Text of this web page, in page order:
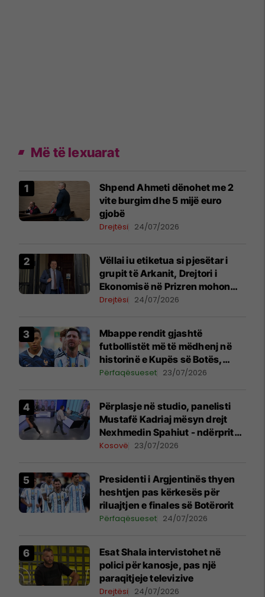
Më të lexuarat
Shpend Ahmeti dënohet me 2
vite burgim dhe 5 mijë euro
gjobë
Drejtësi 24/07/2026
Vëllai iu etiketua si pjesëtar i
grupit të Arkanit, Drejtori i
Ekonomisë në Prizren mohon
pretendimet
Drejtësi 24/07/2026
Mbappe rendit gjashtë
futbollistët më të mëdhenj në
historinë e Kupës së Botës,
Messi mbetet i dyti
Përfaqësueset 23/07/2026
Përplasje në studio, panelisti
Mustafë Kadriaj mësyn drejt
Nexhmedin Spahiut - ndërpritet
transmetimi
Kosovë 23/07/2026
Presidenti i Argjentinës thyen
heshtjen pas kërkesës për
riluajtjen e finales së Botërorit
Përfaqësueset 24/07/2026
Esat Shala intervistohet në
polici për kanosje, pas një
paraqitjeje televizive
Drejtësi 24/07/2026